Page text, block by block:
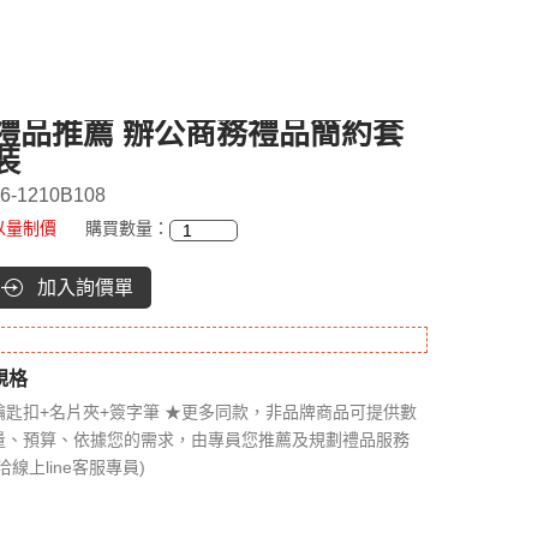
品推薦 辦公商務禮品簡約套
1210B108
量制價 購買數量：
加入詢價單
格
匙扣+名片夾+簽字筆 ★更多同款，非品牌商品可提供數
、預算、依據您的需求，由專員您推薦及規劃禮品服務
線上line客服專員)